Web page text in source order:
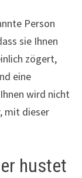
Person
sie Ihnen
zögert,
eine
wird nicht
mit dieser
hustet